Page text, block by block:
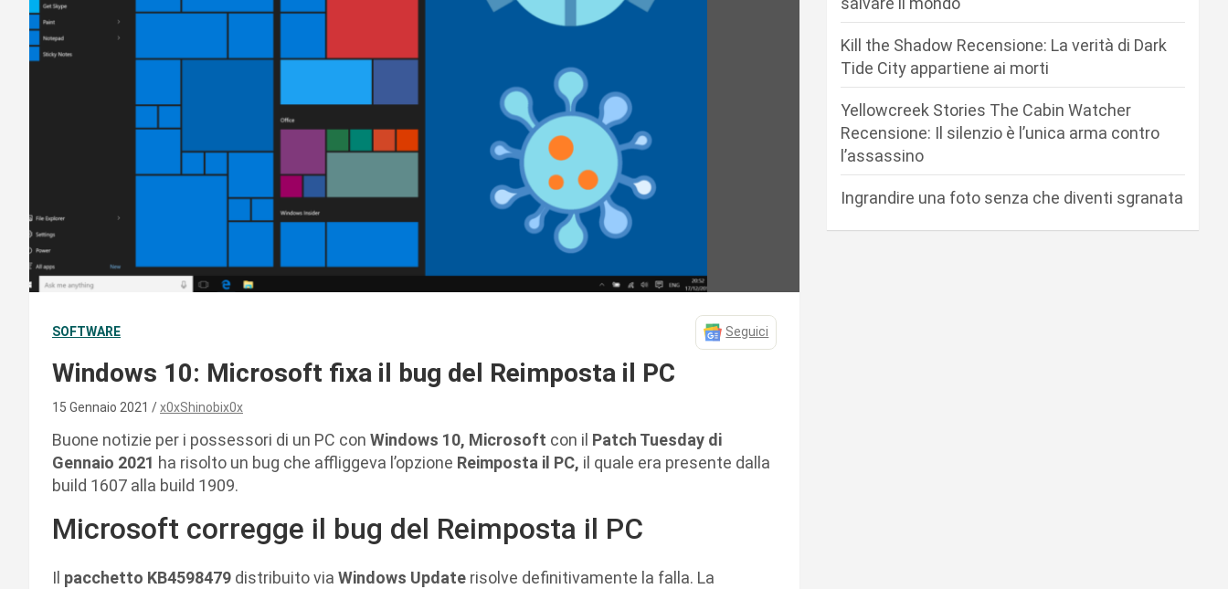
SOFTWARE Seguici
Windows 10: Microsoft fixa il bug del Reimposta il PC
15 Gennaio 2021 x0xShinobix0x
Buone notizie per i possessori di un PC con Windows 10, Microsoft con il Patch Tuesday di
Gennaio 2021 ha risolto un bug che affliggeva l’opzione Reimposta il PC, il quale era presente dalla
build 1607 alla build 1909.
Microsoft corregge il bug del Reimposta il PC
Il pacchetto KB4598479 distribuito via Windows Update risolve definitivamente la falla. La
Kill the Shadow Recensione: La verità di Dark
Tide City appartiene ai morti
Yellowcreek Stories The Cabin Watcher
Recensione: Il silenzio è l’unica arma contro
l’assassino
Ingrandire una foto senza che diventi sgranata